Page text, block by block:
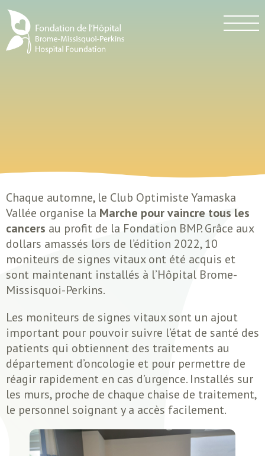
Chaque automne, le Club Optimiste Yamaska
Vallée organise la Marche pour vaincre tous les
cancers au profit de la Fondation BMP. Grâce aux
dollars amassés lors de l’édition 2022, 10
moniteurs de signes vitaux ont été acquis et
sont maintenant installés à l’Hôpital Brome-
Missisquoi-Perkins.
Les moniteurs de signes vitaux sont un ajout
important pour pouvoir suivre l’état de santé des
patients qui obtiennent des traitements au
département d’oncologie et pour permettre de
réagir rapidement en cas d’urgence. Installés sur
les murs, proche de chaque chaise de traitement,
le personnel soignant y a accès facilement.